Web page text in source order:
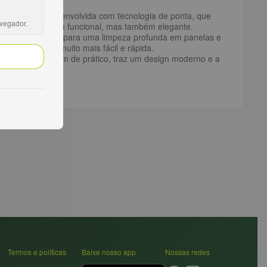
Ela é desenvolvida com tecnologia de ponta, que
um item funcional, mas também elegante.
mais áspero para uma limpeza profunda em panelas e
lavar a louça muito mais fácil e rápida.
que, além de prático, traz um design moderno e a
Termos e políticas
Baixe nosso app Nossas redes